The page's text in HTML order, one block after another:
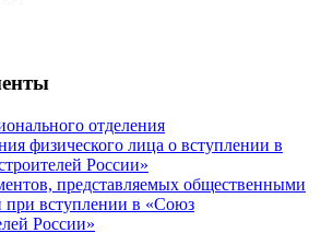
отделения
физического лица о вступлении в
России»
представляемых общественными
при вступлении в «Союз
России»